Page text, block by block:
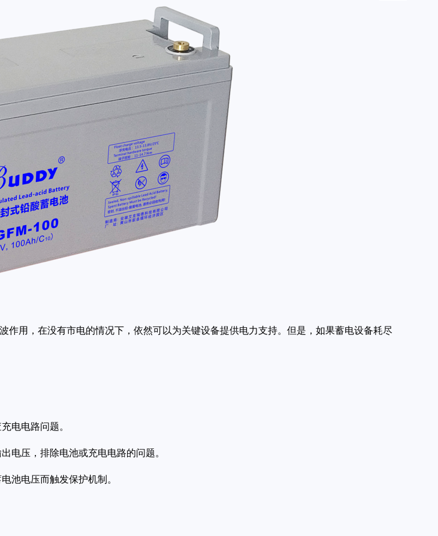
作用，在没有市电的情况下，依然可以为关键设备提供电力支持。但是，如果蓄电设备耗尽
电电路问题。
电压，排除电池或充电电路的问题。
池电压而触发保护机制。